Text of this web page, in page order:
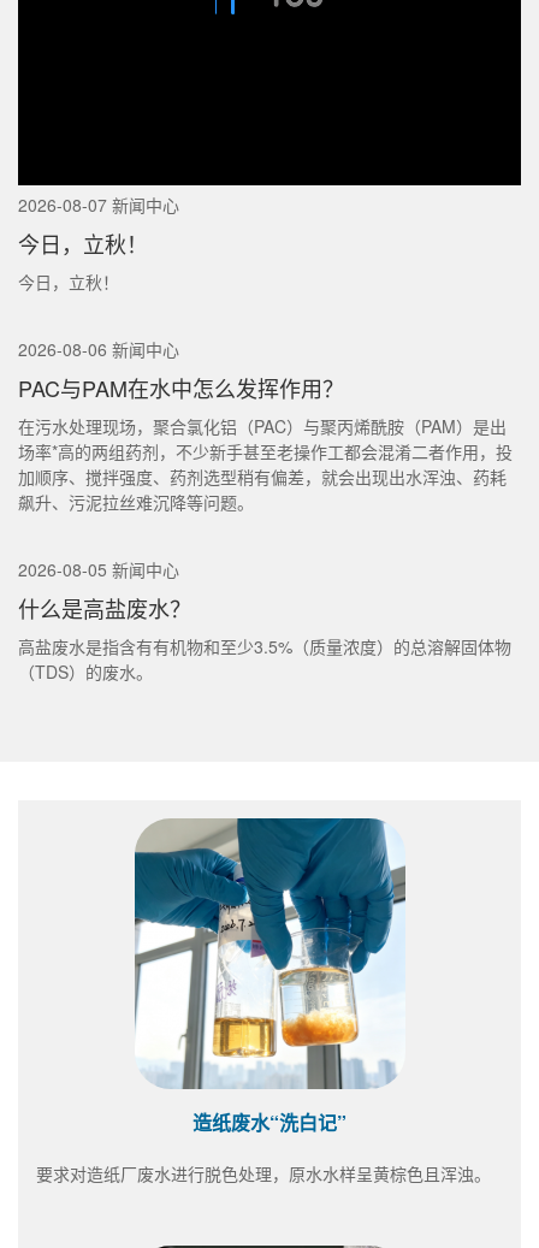
2026-08-07 新闻中心
今日，立秋！
今日，立秋！
2026-08-06 新闻中心
PAC与PAM在水中怎么发挥作用？
在污水处理现场，聚合氯化铝（PAC）与聚丙烯酰胺（PAM）是出
场率*高的两组药剂，不少新手甚至老操作工都会混淆二者作用，投
加顺序、搅拌强度、药剂选型稍有偏差，就会出现出水浑浊、药耗
飙升、污泥拉丝难沉降等问题。
2026-08-05 新闻中心
什么是高盐废水？
高盐废水是指含有有机物和至少3.5%（质量浓度）的总溶解固体物
（TDS）的废水。
造纸废水“洗白记”
要求对造纸厂废水进行脱色处理，原水水样呈黄棕色且浑浊。